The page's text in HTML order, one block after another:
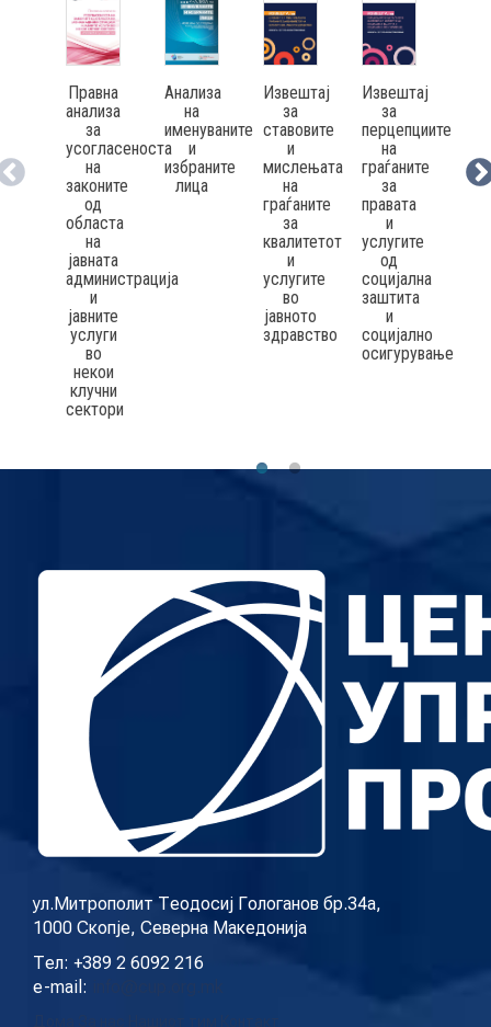
Правна
анализа
за
усогласеноста
на
законите
од
областа
на
јавната
администрација
и
јавните
услуги
во
некои
клучни
сектори
Анализа
на
именуваните
и
избраните
лица
Извештај
за
ставовите
и
мислењата
на
граѓаните
за
квалитетот
и
услугите
во
јавното
здравство
Извештај
за
перцепциите
на
граѓаните
за
правата
и
услугите
од
социјална
заштита
и
социјално
осигурување
и
ул.Митрополит Теодосиј Гологанов бр.34а,
1000 Скопје, Северна Македонија
Тел: +389 2 6092 216
e-mail: